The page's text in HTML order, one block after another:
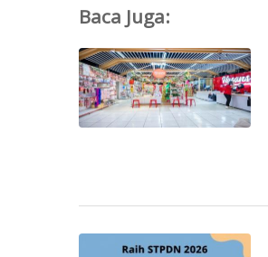
Baca Juga: